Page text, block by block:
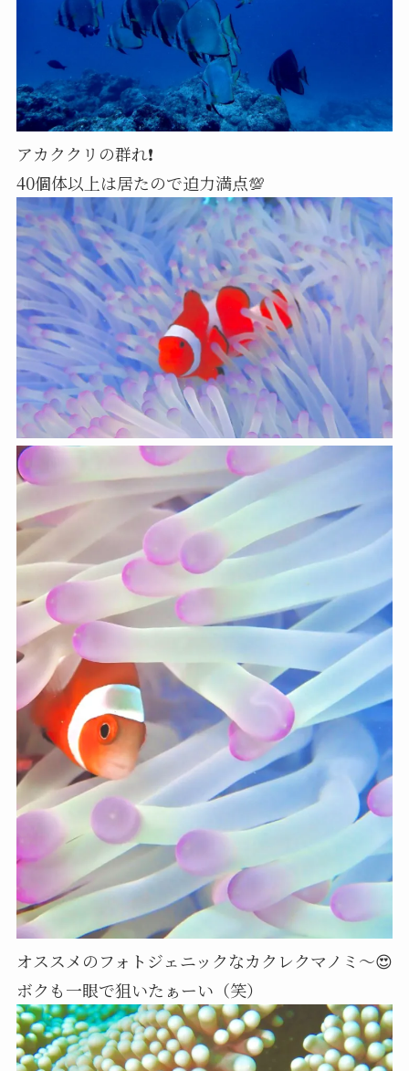
アカククリの群れ❗️
40個体以上は居たので迫力満点💯
オススメのフォトジェニックなカクレクマノミ〜😍
ボクも一眼で狙いたぁーい（笑）